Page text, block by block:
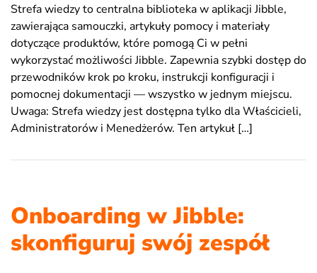
Strefa wiedzy to centralna biblioteka w aplikacji Jibble,
zawierająca samouczki, artykuły pomocy i materiały
dotyczące produktów, które pomogą Ci w pełni
wykorzystać możliwości Jibble. Zapewnia szybki dostęp do
przewodników krok po kroku, instrukcji konfiguracji i
pomocnej dokumentacji — wszystko w jednym miejscu.
Uwaga: Strefa wiedzy jest dostępna tylko dla Właścicieli,
Administratorów i Menedżerów. Ten artykuł […]
Onboarding w Jibble:
skonfiguruj swój zespół